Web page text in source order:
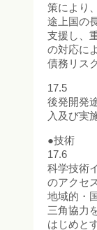
策により
途上国の
支援し、
の対応に
債務リス
17.5
後発開発
入及び実
●技術
17.6
科学技術
のアクセ
地域的・
三角協力
はじめと